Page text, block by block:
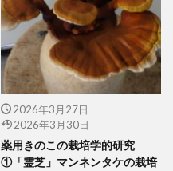
2026年3月27日
2026年3月30日
薬用きのこの栽培学的研究
①「霊芝」マンネンタケの栽培